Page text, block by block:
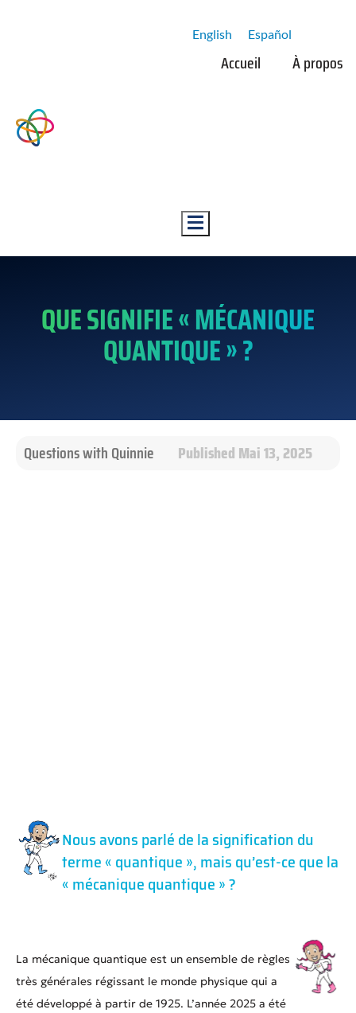
English Español
Accueil À propos
Hamburger Toggle Menu
QUE SIGNIFIE « MÉCANIQUE
QUANTIQUE » ?
Questions with Quinnie Published Mai 13, 2025
Nous avons parlé de la signification du
terme « quantique », mais qu’est-ce que la
« mécanique quantique » ?
La mécanique quantique est un ensemble de règles
très générales régissant le monde physique qui a
été développé à partir de 1925. L’année 2025 a été